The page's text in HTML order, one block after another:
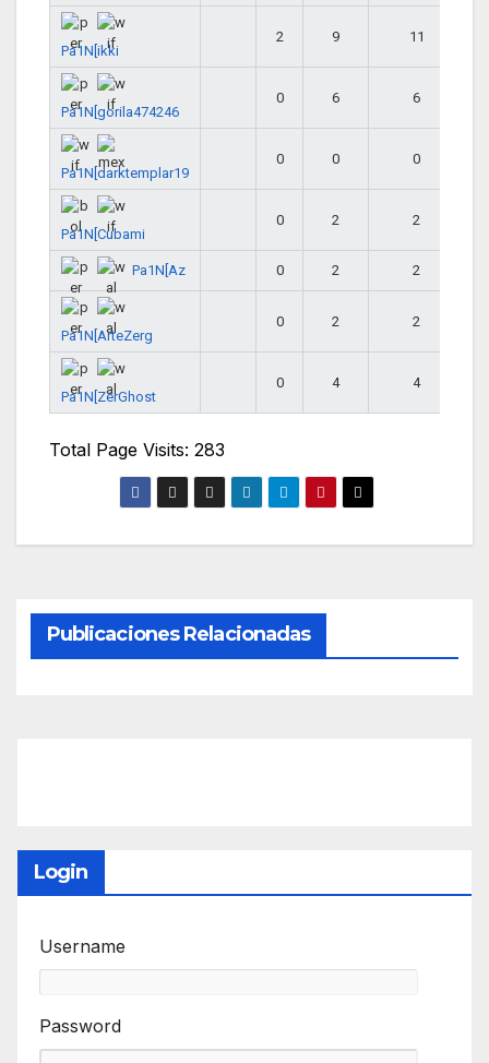
Pa1N[ikki
2 9 11
Pa1N[gorila474246
0 6 6
Pa1N[darktemplar19
0 0 0
Pa1N[Cubami
0 2 2
Pa1N[Az 0 2 2
Pa1N[ArteZerg
0 2 2
Pa1N[ZerGhost
0 4 4
Total Page Visits: 283
Publicaciones Relacionadas
Login
Username
Password